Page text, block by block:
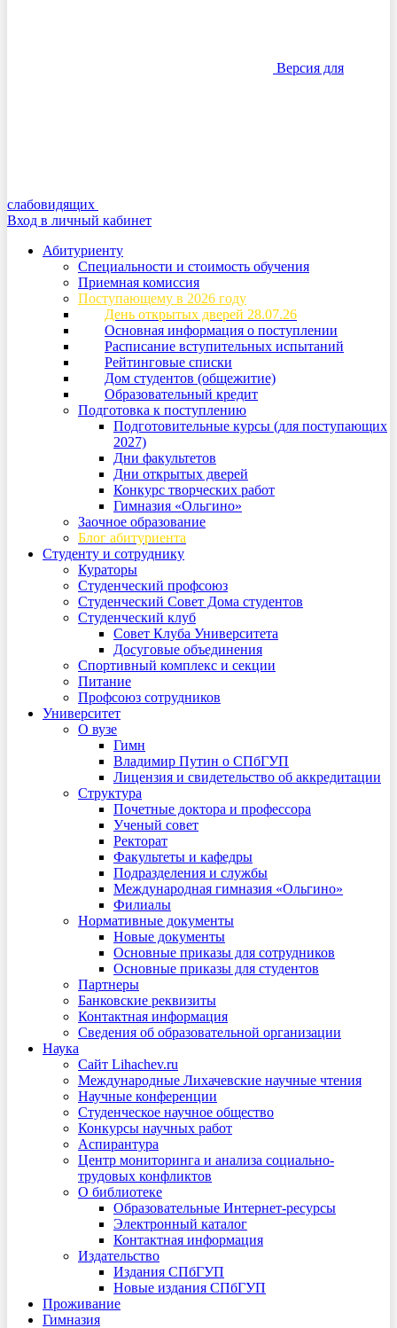
Версия для
слабовидящих
Вход в личный кабинет
Абитуриенту
Специальности и стоимость обучения
Приемная комиссия
Поступающему в 2026 году
День открытых дверей 28.07.26
Основная информация о поступлении
Расписание вступительных испытаний
Рейтинговые списки
Дом студентов (общежитие)
Образовательный кредит
Подготовка к поступлению
Подготовительные курсы (для поступающих
2027)
Дни факультетов
Дни открытых дверей
Конкурс творческих работ
Гимназия «Ольгино»
Заочное образование
Блог абитуриента
Студенту и сотруднику
Кураторы
Студенческий профсоюз
Студенческий Совет Дома студентов
Студенческий клуб
Совет Клуба Университета
Досуговые объединения
Спортивный комплекс и секции
Питание
Профсоюз сотрудников
Университет
О вузе
Гимн
Владимир Путин о СПбГУП
Лицензия и свидетельство об аккредитации
Структура
Почетные доктора и профессора
Ученый совет
Ректорат
Факультеты и кафедры
Подразделения и службы
Международная гимназия «Ольгино»
Филиалы
Нормативные документы
Новые документы
Основные приказы для сотрудников
Основные приказы для студентов
Партнеры
Банковские реквизиты
Контактная информация
Сведения об образовательной организации
Наука
Сайт Lihachev.ru
Международные Лихачевские научные чтения
Научные конференции
Студенческое научное общество
Конкурсы научных работ
Аспирантура
Центр мониторинга и анализа социально-
трудовых конфликтов
О библиотеке
Образовательные Интернет-ресурсы
Электронный каталог
Контактная информация
Издательство
Издания СПбГУП
Новые издания СПбГУП
Проживание
Гимназия